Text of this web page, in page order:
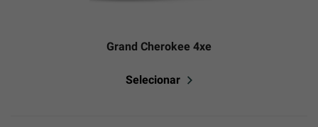
Grand Cherokee 4xe
Selecionar